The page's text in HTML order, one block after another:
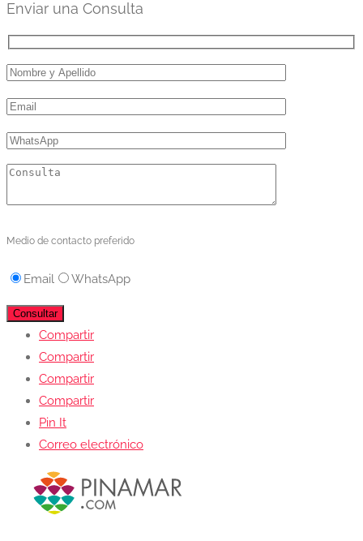
Enviar una Consulta
Medio de contacto preferido
Email WhatsApp
Compartir
Compartir
Compartir
Compartir
Pin It
Correo electrónico